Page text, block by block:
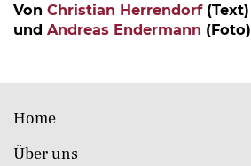
Von Christian Herrendorf(Text)
und Andreas Endermann (Foto)
Home
Über uns